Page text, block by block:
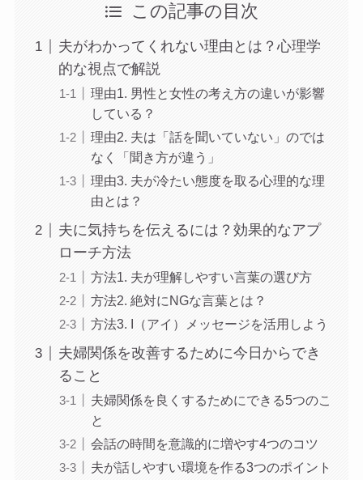
この記事の目次
夫がわかってくれない理由とは？心理学
的な視点で解説
理由1. 男性と女性の考え方の違いが影響
している？
理由2. 夫は「話を聞いていない」のでは
なく「聞き方が違う」
理由3. 夫が冷たい態度を取る心理的な理
由とは？
夫に気持ちを伝えるには？効果的なアプ
ローチ方法
方法1. 夫が理解しやすい言葉の選び方
方法2. 絶対にNGな言葉とは？
方法3. I（アイ）メッセージを活用しよう
夫婦関係を改善するために今日からでき
ること
夫婦関係を良くするためにできる5つのこ
と
会話の時間を意識的に増やす4つのコツ
夫が話しやすい環境を作る3つのポイント